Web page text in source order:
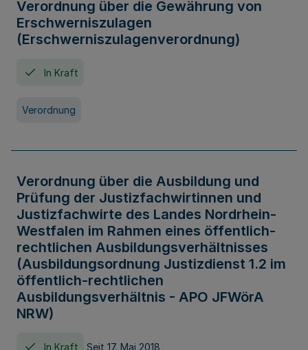
Verordnung über die Gewährung von
Erschwerniszulagen
(Erschwerniszulagenverordnung)
In Kraft
Verordnung
Verordnung über die Ausbildung und
Prüfung der Justizfachwirtinnen und
Justizfachwirte des Landes Nordrhein-
Westfalen im Rahmen eines öffentlich-
rechtlichen Ausbildungsverhältnisses
(Ausbildungsordnung Justizdienst 1.2 im
öffentlich-rechtlichen
Ausbildungsverhältnis - APO JFWörA
NRW)
In Kraft Seit 17. Mai 2018